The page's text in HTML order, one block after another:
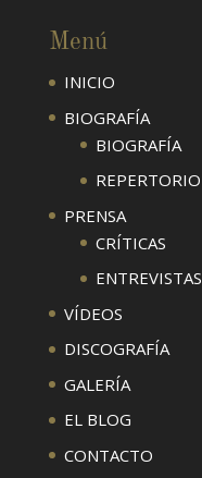
Menú
INICIO
BIOGRAFÍA
BIOGRAFÍA
REPERTORIO
PRENSA
CRÍTICAS
ENTREVISTAS
VÍDEOS
DISCOGRAFÍA
GALERÍA
EL BLOG
CONTACTO